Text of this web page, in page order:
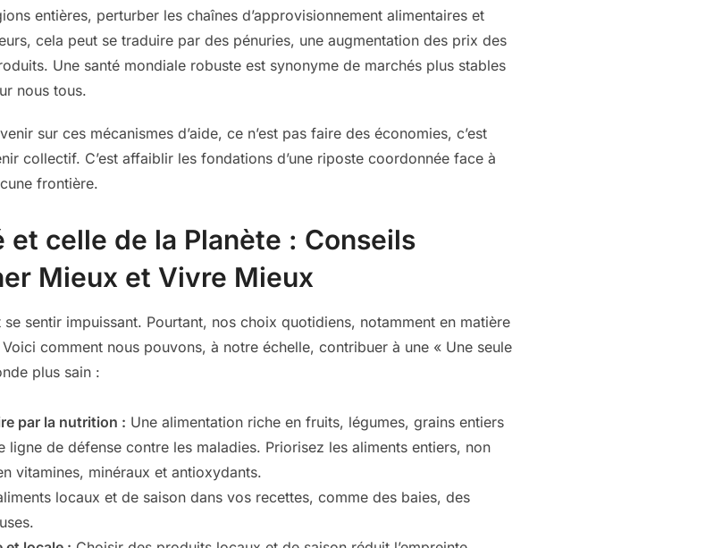
entières, perturber les chaînes d’approvisionnement alimentaires et
cela peut se traduire par des pénuries, une augmentation des prix des
Une santé mondiale robuste est synonyme de marchés plus stables
nous tous.
sur ces mécanismes d’aide, ce n’est pas faire des économies, c’est
collectif. C’est affaiblir les fondations d’une riposte coordonnée face à
frontière.
celle de la Planète : Conseils
Mieux et Vivre Mieux
sentir impuissant. Pourtant, nos choix quotidiens, notamment en matière
comment nous pouvons, à notre échelle, contribuer à une « Une seule
plus sain :
par la nutrition : Une alimentation riche en fruits, légumes, grains entiers
de défense contre les maladies. Priorisez les aliments entiers, non
vitamines, minéraux et antioxydants.
locaux et de saison dans vos recettes, comme des baies, des